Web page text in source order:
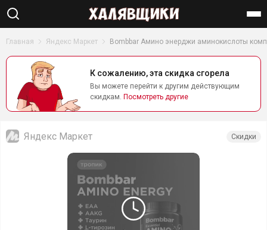
Найти
Главная Яндекс Маркет Bombbar Амино энерджи аминокислоты
К сожалению, эта скидка сгорела
Вы можете перейти к другим действующим
скидкам. Посмотреть другие
Яндекс Маркет Скидки